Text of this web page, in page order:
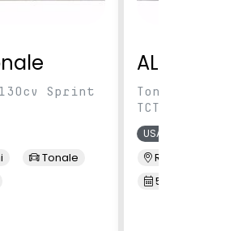
Sprint
Tonale
ALFA
Tonale 1.5
TCT7
USATO
Renord
5/2024